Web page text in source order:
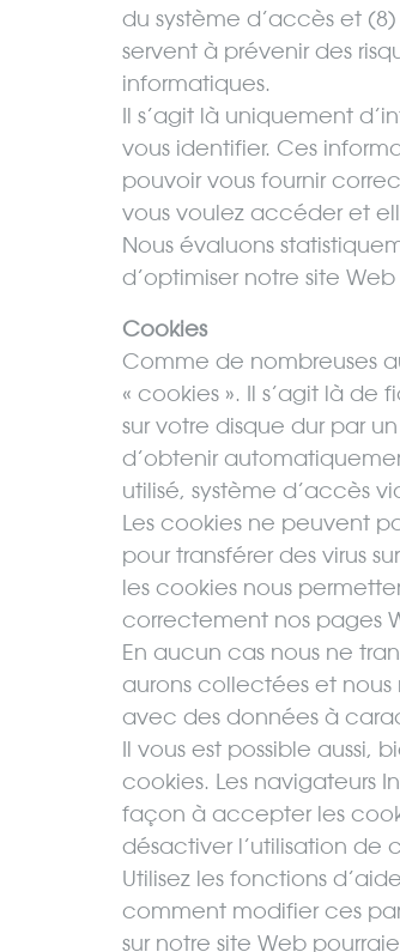
du système d’accès et
servent à prévenir des
informatiques.
Il s’agit là uniquement
vous identifier. Ces
pouvoir vous fournir
vous voulez accéder et
Nous évaluons
d’optimiser notre site
Cookies
Comme de nombreuses
« cookies ». Il s’agit là de
sur votre disque dur par
d’obtenir
utilisé, système d’accès
Les cookies ne peuvent
pour transférer des virus
les cookies nous
correctement nos pages
En aucun cas nous ne
aurons collectées et nous
avec des données à
Il vous est possible aussi,
cookies. Les navigateurs
façon à accepter les
désactiver l’utilisation de
Utilisez les fonctions
comment modifier ces
sur notre site Web